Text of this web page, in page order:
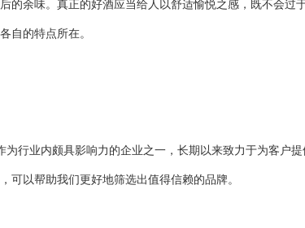
余味。真正的好酒应当给人以舒适愉悦之感，既不会过
自的特点所在。
业内颇具影响力的企业之一，长期以来致力于为客户提
以帮助我们更好地筛选出值得信赖的品牌。